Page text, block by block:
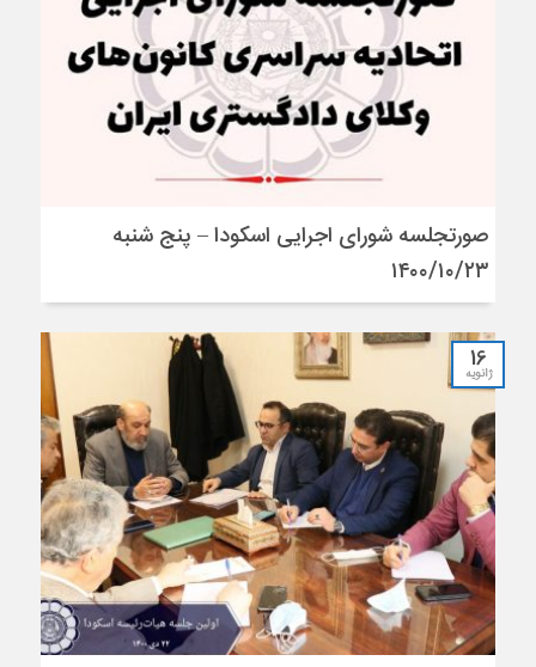
صورتجلسه شورای اجرایی اسکودا – پنج شنبه
۱۴۰۰/۱۰/۲۳
16
ژانویه